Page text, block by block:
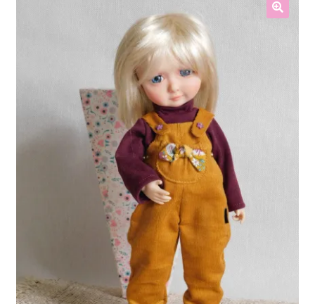
Page Boutique
Politique de confidentialité
Politique de cookies (UE)
Validation de la commande